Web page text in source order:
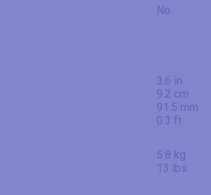
No
3.6 in
9.2 cm
91.5 mm
0.3 ft
5.8 kg
13 lbs